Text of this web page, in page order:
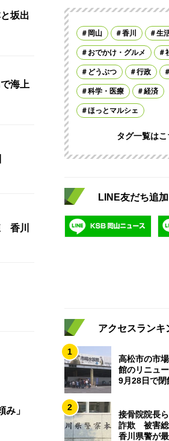
坂出
海上
香川
」
岡山 香川 生
おでかけ・グルメ
どうぶつ 行政
科学・医療 経済
ほっとマルシェ
タグ一覧はこ
LINE友だち追加
アクセスランキ
1
高松市の市
館のリニュ
9月28日で閉
2
接骨院院長
詐欺 被害
香川県警が